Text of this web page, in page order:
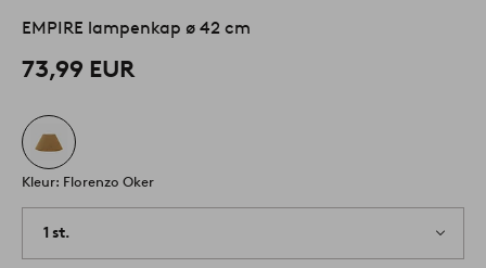
EMPIRE lampenkap ø 42 cm
73,99 EUR
Kleur: Florenzo Oker
1 st.